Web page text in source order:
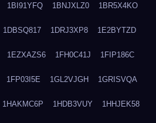
1BI91YFQ 1BNJXLZ0 1BR5X4KO
1DBSQ817 1DRJ3XP8 1E2BYTZD
1EZXAZS6 1FH0C41J 1FIP186C
1FP03I5E 1GL2VJGH 1GRISVQA
1HAKMC6P 1HDB3VUY 1HHJEK58